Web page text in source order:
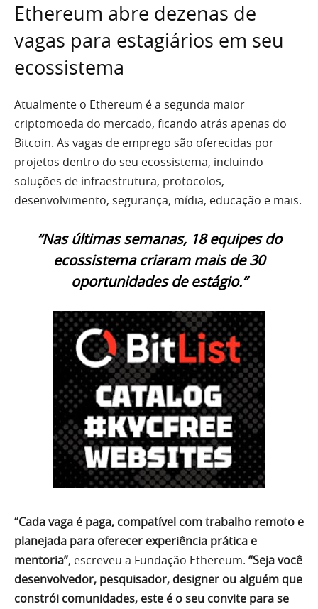
Ethereum abre dezenas de
vagas para estagiários em seu
ecossistema
Atualmente o Ethereum é a segunda maior
criptomoeda do mercado, ficando atrás apenas do
Bitcoin. As vagas de emprego são oferecidas por
projetos dentro do seu ecossistema, incluindo
soluções de infraestrutura, protocolos,
desenvolvimento, segurança, mídia, educação e mais.
“Nas últimas semanas, 18 equipes do
ecossistema criaram mais de 30
oportunidades de estágio.”
“Cada vaga é paga, compatível com trabalho remoto e
planejada para oferecer experiência prática e
mentoria”, escreveu a Fundação Ethereum. “Seja você
desenvolvedor, pesquisador, designer ou alguém que
constrói comunidades, este é o seu convite para se